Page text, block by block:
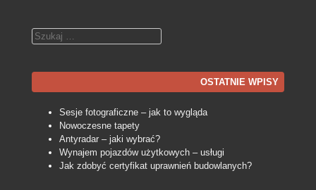
Szukaj
OSTATNIE WPISY
Sesje fotograficzne – jak to wygląda
Nowoczesne tapety
Antyradar – jaki wybrać?
Wynajem pojazdów użytkowych – usługi
Jak zdobyć certyfikat uprawnień budowlanych?